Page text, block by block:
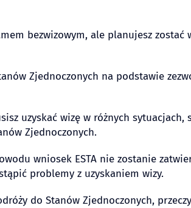
bezwizowym, ale planujesz zostać
Zjednoczonych na podstawie
uzyskać wizę w różnych
Zjednoczonych.
wniosek ESTA nie zostanie
problemy z uzyskaniem wizy.
do Stanów Zjednoczonych,